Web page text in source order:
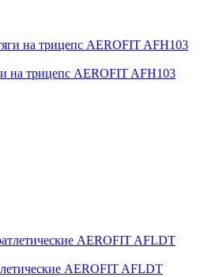
на трицепс AEROFIT AFH103
AEROFIT AFLDT